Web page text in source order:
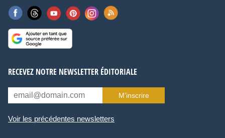
RECEVEZ NOTRE NEWSLETTER ÉDITORIALE
M’inscrire
Voir les précédentes newsletters